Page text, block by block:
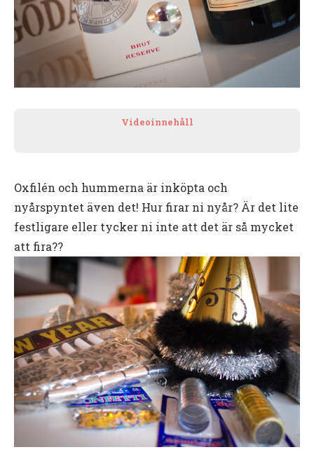
Videoinnehåll
Oxfilén och hummerna är inköpta och
nyårspyntet även det! Hur firar ni nyår? Är det lite
festligare eller tycker ni inte att det är så mycket
att fira??